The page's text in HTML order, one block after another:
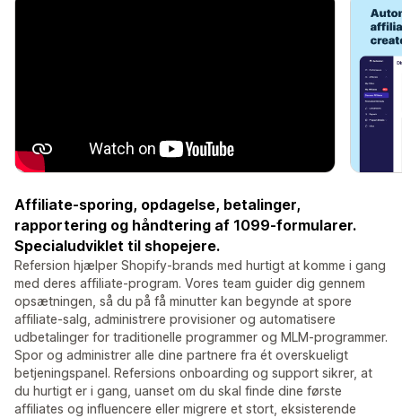
Affiliate-sporing, opdagelse, betalinger,
rapportering og håndtering af 1099-formularer.
Specialudviklet til shopejere.
Refersion hjælper Shopify-brands med hurtigt at komme i gang
med deres affiliate-program. Vores team guider dig gennem
opsætningen, så du på få minutter kan begynde at spore
affiliate-salg, administrere provisioner og automatisere
udbetalinger for traditionelle programmer og MLM-programmer.
Spor og administrer alle dine partnere fra ét overskueligt
betjeningspanel. Refersions onboarding og support sikrer, at
du hurtigt er i gang, uanset om du skal finde dine første
affiliates og influencere eller migrere et stort, eksisterende